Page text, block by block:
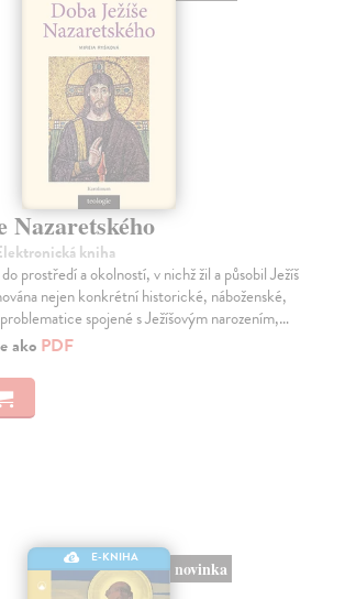
Nazaretského
kniha
prostředí a okolností, v nichž žil a působil Ježíš
nejen konkrétní historické, náboženské,
spojené s Ježíšovým narozením,…
ako PDF
E-KNIHA
novinka